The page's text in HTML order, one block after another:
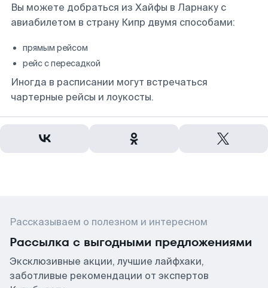
Вы можете добраться из Хайфы в Ларнаку с
авиабилетом в страну Кипр двумя способами:
прямым рейсом
рейс с пересадкой
Иногда в расписании могут встречаться
чартерные рейсы и лоукосты.
Рассказываем о полезном и интересном
Рассылка с выгодными предложениями
Эксклюзивные акции, лучшие лайфхаки,
заботливые рекомендации от экспертов